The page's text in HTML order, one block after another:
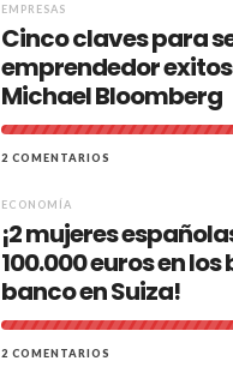
EMPRESAS
Cinco claves para
emprendedor
Michael Bloomberg
2 COMENTARIOS
ECONOMÍA
¡2 mujeres
100.000 euros en
banco en Suiza!
2 COMENTARIOS